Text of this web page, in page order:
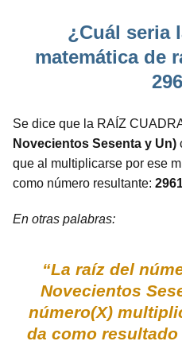
¿Cuál seria
matemática de
Se dice que la RAÍZ
Novecientos Sesenta y Un)
que al multiplicarse por ese
como número resultante:
En otras palabras:
“La raíz del
Novecientos
número(X)
da como